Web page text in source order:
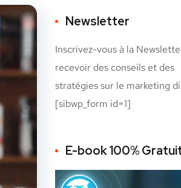
Newsletter
Inscrivez-vous à la
recevoir des conseils et des
stratégies sur le marketing
[sibwp_form id=1]
E-book 100%